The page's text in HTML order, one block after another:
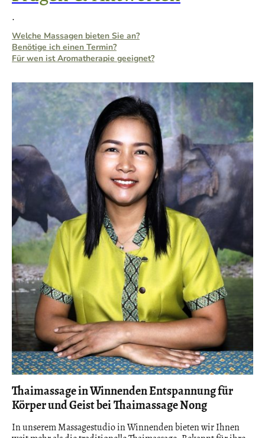
.
Welche Massagen bieten Sie an?
Benötige ich einen Termin?
Für wen ist Aromatherapie geeignet?
Thaimassage in Winnenden Entspannung für
Körper und Geist beiThaimassage Nong
In unserem Massagestudio in Winnenden bieten wir Ihnen